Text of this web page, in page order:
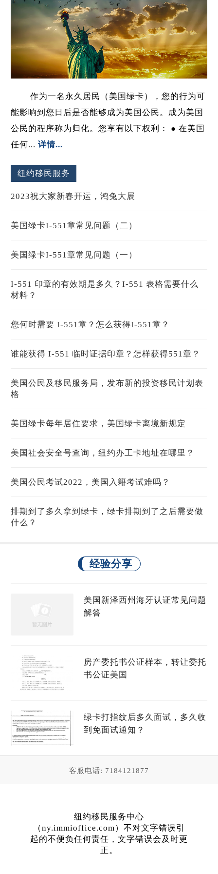
作为一名永久居民（美国绿卡），您的行为可
能影响到您日后是否能够成为美国公民。成为美国
公民的程序称为归化。您享有以下权利： ● 在美国
任何...详情...
纽约移民服务
2023祝大家新春开运，鸿兔大展
美国绿卡I-551章常见问题（二）
美国绿卡I-551章常见问题（一）
I-551 印章的有效期是多久？I-551 表格需要什么
材料？
您何时需要 I-551章？怎么获得I-551章？
谁能获得 I-551 临时证据印章？怎样获得551章？
美国公民及移民服务局，发布新的投资移民计划表
格
美国绿卡每年居住要求，美国绿卡离境新规定
美国社会安全号查询，纽约办工卡地址在哪里？
美国公民考试2022，美国入籍考试难吗？
排期到了多久拿到绿卡，绿卡排期到了之后需要做
什么？
经验分享
美国新泽西州海牙认证常见问题
解答
房产委托书公证样本，转让委托
书公证美国
绿卡打指纹后多久面试，多久收
到免面试通知？
客服电话: 7184121877
纽约移民服务中心
（ny.immioffice.com）不对文字错误引
起的不便负任何责任，文字错误会及时更
正。